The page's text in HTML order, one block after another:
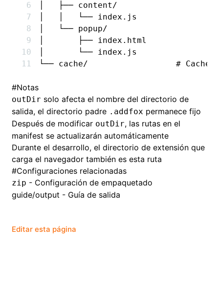
│   ├── content/
│   │   └── index.js
│   └── popup/
│       ├── index.html
│       └── index.js
└── cache/                  # Caché
#Notas
outDir solo afecta el nombre del directorio de
salida, el directorio padre .addfox permanece fijo
Después de modificar outDir, las rutas en el
manifest se actualizarán automáticamente
Durante el desarrollo, el directorio de extensión que
carga el navegador también es esta ruta
#Configuraciones relacionadas
zip - Configuración de empaquetado
guide/output - Guía de salida
Editar esta página